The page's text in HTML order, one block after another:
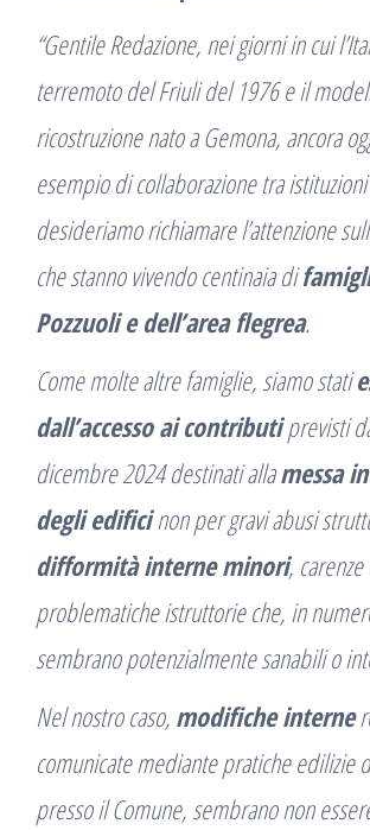
“Gentile Redazione, nei giorni in cui
terremoto del Friuli del 1976 e il
ricostruzione nato a Gemona, ancora
esempio di collaborazione tra
desideriamo richiamare l’attenzione
che stanno vivendo centinaia di
Pozzuoli e dell’area flegrea.
Come molte altre famiglie, siamo stati
dall’accesso ai contributiprevisti
dicembre 2024 destinati allamessa
degli edificinon per gravi abusi
difformità interne minori,
problematiche istruttorie che, in
sembrano potenzialmente sanabili o
Nel nostro caso, modifiche interne
comunicate mediante pratiche edilizie
presso il Comune, sembrano non